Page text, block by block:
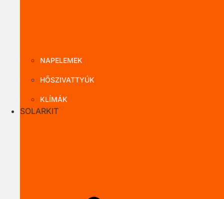
NAPELEMEK
HŐSZIVATTYÚK
KLÍMÁK
SOLARKIT